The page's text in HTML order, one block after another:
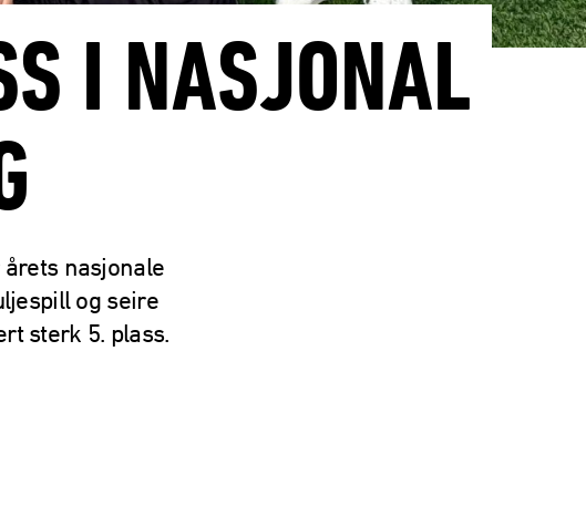
I NASJONAL
nasjonale
og seire
sterk 5. plass.